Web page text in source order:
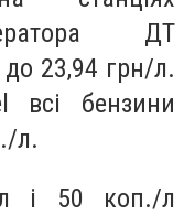
ДТ
23,94 грн/л.
всі бензини
л.
і 50 коп./л